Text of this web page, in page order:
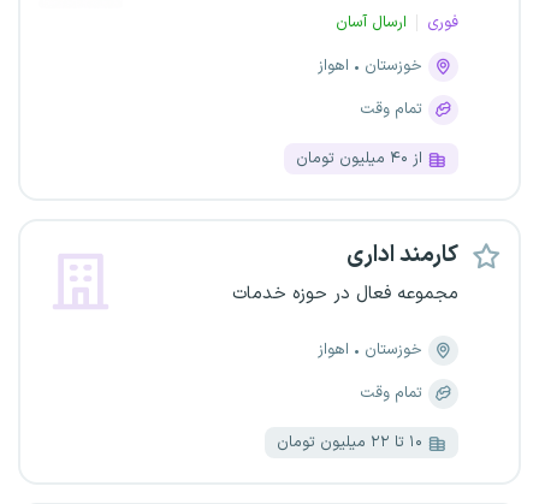
فوری
ارسال آسان
خوزستان
اهواز
تمام وقت
از ۴۰ میلیون تومان
کارمند اداری
مجموعه فعال در حوزه خدمات
خوزستان
اهواز
تمام وقت
۱۰ تا ۲۲ میلیون تومان